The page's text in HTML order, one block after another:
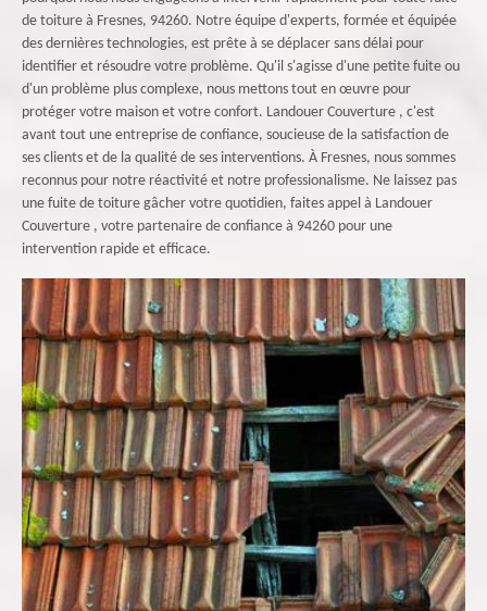
de toiture à Fresnes, 94260. Notre équipe d'experts, formée et équipée
des dernières technologies, est prête à se déplacer sans délai pour
identifier et résoudre votre problème. Qu'il s'agisse d'une petite fuite ou
d'un problème plus complexe, nous mettons tout en œuvre pour
protéger votre maison et votre confort. Landouer Couverture , c'est
avant tout une entreprise de confiance, soucieuse de la satisfaction de
ses clients et de la qualité de ses interventions. À Fresnes, nous sommes
reconnus pour notre réactivité et notre professionalisme. Ne laissez pas
une fuite de toiture gâcher votre quotidien, faites appel à Landouer
Couverture , votre partenaire de confiance à 94260 pour une
intervention rapide et efficace.